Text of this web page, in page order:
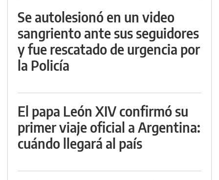
Se autolesionó en un video
sangriento ante sus seguidores
y fue rescatado de urgencia por
la Policía
El papa León XIV confirmó su
primer viaje oficial a Argentina:
cuándo llegará al país